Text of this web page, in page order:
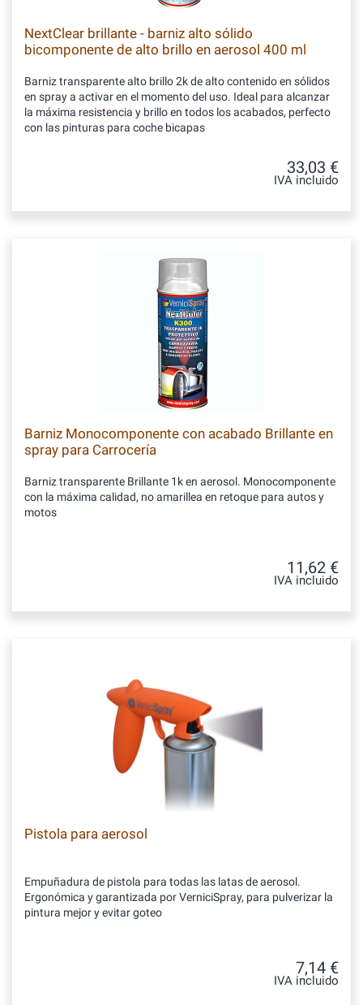
NextClear brillante - barniz alto sólido
bicomponente de alto brillo en aerosol 400 ml
Barniz transparente alto brillo 2k de alto contenido en sólidos
en spray a activar en el momento del uso. Ideal para alcanzar
la máxima resistencia y brillo en todos los acabados, perfecto
con las pinturas para coche bicapas
33,03 €
IVA incluido
Barniz Monocomponente con acabado Brillante en
spray para Carrocería
Barniz transparente Brillante 1k en aerosol. Monocomponente
con la máxima calidad, no amarillea en retoque para autos y
motos
11,62 €
IVA incluido
Pistola para aerosol
Empuñadura de pistola para todas las latas de aerosol.
Ergonómica y garantizada por VerniciSpray, para pulverizar la
pintura mejor y evitar goteo
7,14 €
IVA incluido